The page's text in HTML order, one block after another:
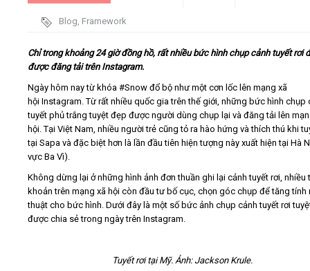
Video
Kiến thức
Liên hệ - Đăng ký
Tìm kiếm
Blog, Framework
Chỉ trong khoảng 24 giờ đồng hồ, rất nhiều bức hình chụp cảnh tuyết rơi
được đăng tải trên Instagram.
Ngày hôm nay từ khóa #Snow đổ bộ như một cơn lốc lên mạng xã
hội Instagram. Từ rất nhiều quốc gia trên thế giới, những bức hình chụp
tuyết phủ trắng tuyệt đẹp được người dùng chụp lại và đăng tải lên
hội. Tại Việt Nam, nhiều người trẻ cũng tỏ ra hào hứng và thích thú khi
tại Sapa và đặc biệt hơn là lần đầu tiên hiện tượng này xuất hiện tại Hà
vực Ba Vì).
Không dừng lại ở những hình ảnh đơn thuần ghi lại cảnh tuyết rơi, nhiều
khoản trên mạng xã hội còn đầu tư bố cục, chọn góc chụp để tăng tính
thuật cho bức hình. Dưới đây là một số bức ảnh chụp cảnh tuyết rơi
được chia sẻ trong ngày trên Instagram.
Tuyết rơi tại Mỹ. Ảnh: Jackson Krule.